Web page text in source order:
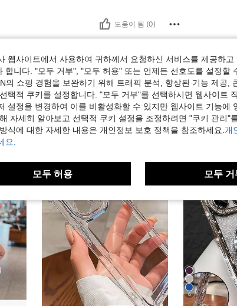
도움이 됨 (0)
6
웹사이트에서 사용하여 귀하께서 요청하신 서비스를 제공하고
합니다. "모두 거부", "모두 허용" 또는 언제든 선호도를 설정할
의 쇼핑 경험을 보완하기 위해 트래픽 분석, 향상된 기능 제공,
택적 쿠키를 설정합니다. "모두 거부"를 선택하시면 웹사이트
설정을 변경하여 이를 비활성화할 수 있지만 웹사이트 기능에
자세히 알아보고 선택적 쿠키 설정을 조정하려면 "쿠키 관리"
식에 대한 자세한 내용은 개인정보 보호 정책을 참조하세요. 개
요.
모두 허용 모두 거